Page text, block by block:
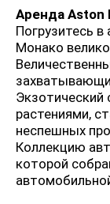
Аренда Aston
Погрузитесь
Монако
Экзотический
растениями,
неспешных
Коллекцию
которой